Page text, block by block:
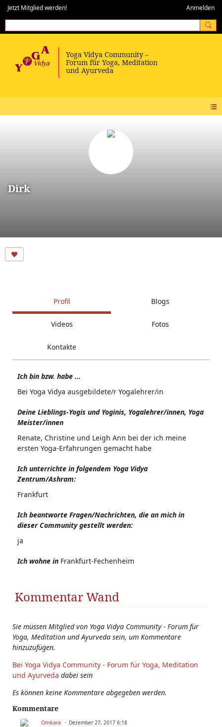
Jetzt Mitglied werden! Anmelden
Dirk
Profil Blogs
Videos Fotos
Kontakte
Ich bin bzw. habe ...
Bei Yoga Vidya ausgebildete/r Yogalehrer/in
Deine Lieblings-Yogis und Yoginis, Yogalehrer/innen, Yoga
Meister/innen
Renate, Christine und Leigh Ann bei der ich meine
ersten Yoga-Erfahrungen gemacht habe
Ich unterrichte in folgendem Yoga Vidya
Zentrum/Ashram:
Frankfurt
Ich beantworte Fragen/Nachrichten, die an mich in
dieser Community gestellt werden:
ja
Ich wohne in Frankfurt-Fechenheim
Kommentar Wand
Sie müssen Mitglied von Yoga Vidya Community - Forum für
Yoga, Meditation und Ayurveda sein, um Kommentare
hinzuzufügen.
Bei Yoga Vidya Community - Forum für Yoga, Meditation
und Ayurveda dabei sein
Es können keine Kommentare abgegeben werden.
Kommentare
Omkara Dezember 27, 2017 6:18